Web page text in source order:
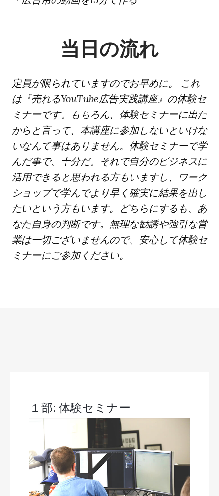
当日の流れ
定員が限られていますのでお早めに。 これ
は『売れるYouTube広告実践講座』の体験セ
ミナーです。もちろん、体験セミナーに出た
からと言って、本講座に参加しないといけな
いなんて事はありません。体験セミナーで学
んだ事で、十分だ。それで自分のビジネスに
活用できると思われる方もいますし、ワーク
ショップで学んでより早く確実に結果を出し
たいという方もいます。どちらにするも、あ
なた自身の判断です。無理な勧誘や強引な営
業は一切ございませんので、安心して体験セ
ミナーにご参加ください。
１部: 体験セミナー